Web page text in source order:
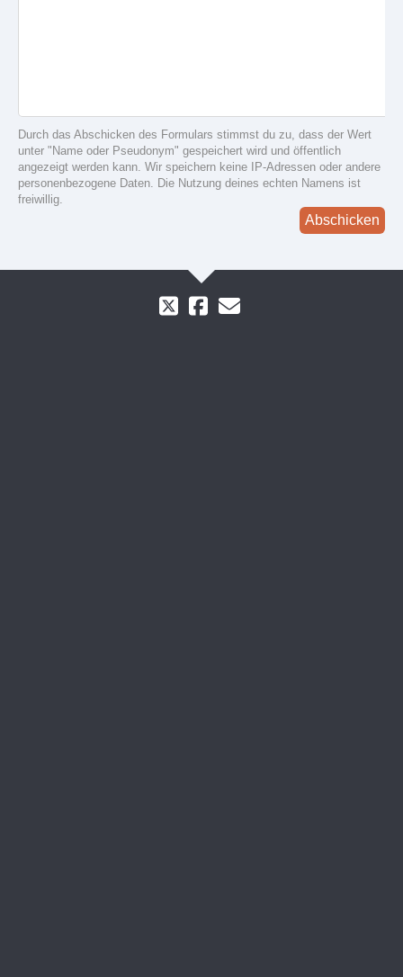
Durch das Abschicken des Formulars stimmst du zu, dass der Wert
unter "Name oder Pseudonym" gespeichert wird und öffentlich
angezeigt werden kann. Wir speichern keine IP-Adressen oder andere
personenbezogene Daten. Die Nutzung deines echten Namens ist
freiwillig.
Abschicken